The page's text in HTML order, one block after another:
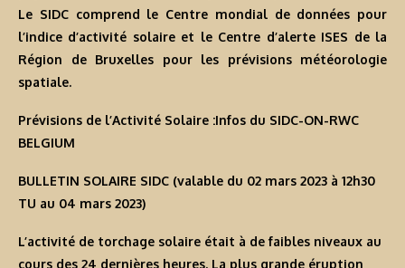
Le SIDC comprend le Centre mondial de données pour
l’indice d’activité solaire et le Centre d’alerte ISES de la
Région de Bruxelles pour les prévisions météorologie
spatiale.
Prévisions de l’Activité Solaire :Infos du SIDC-ON-RWC
BELGIUM
BULLETIN SOLAIRE SIDC (valable du 02 mars 2023 à 12h30
TU au 04 mars 2023)
L’activité de torchage solaire était à de faibles niveaux au
cours des 24 dernières heures. La plus grande éruption